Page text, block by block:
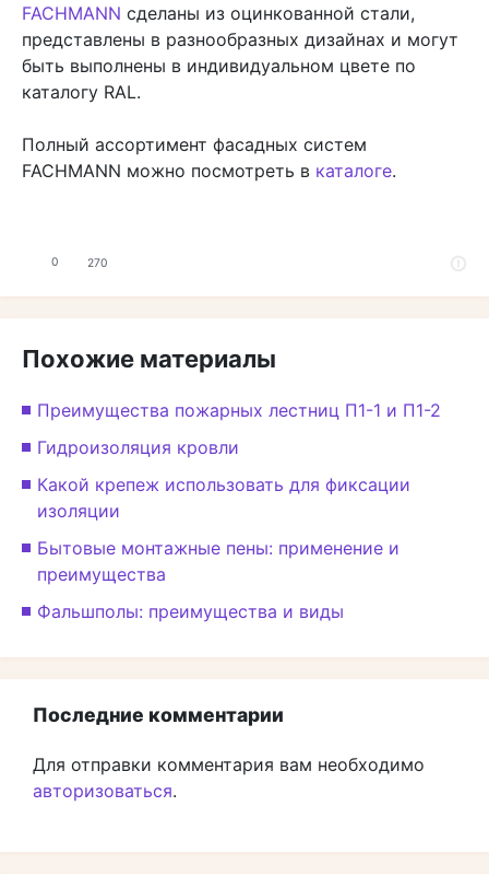
FACHMANN сделаны из оцинкованной стали,
представлены в разнообразных дизайнах и могут
быть выполнены в индивидуальном цвете по
каталогу RAL.
Полный ассортимент фасадных систем
FACHMANN можно посмотреть в каталоге.
0 270
Похожие материалы
Преимущества пожарных лестниц П1-1 и П1-2
Гидроизоляция кровли
Какой крепеж использовать для фиксации
изоляции
Бытовые монтажные пены: применение и
преимущества
Фальшполы: преимущества и виды
Последние комментарии
Для отправки комментария вам необходимо
авторизоваться.